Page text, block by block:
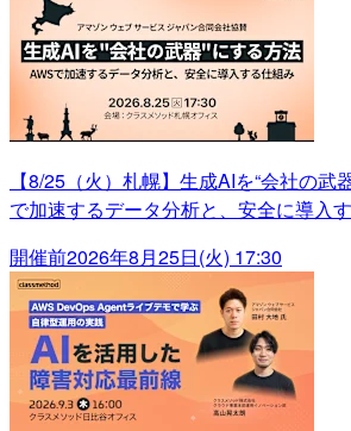
【8/25（火）札幌】生成AIを“会社の武
で加速するデータ分析と、安全に導入
開催前2026年8月25日(火) 17:30